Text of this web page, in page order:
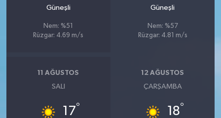
Güneşli
Nem: %51
Rüzgar: 4.69 m/s
Güneşli
Nem: %57
Rüzgar: 4.81 m/s
11 AĞUSTOS
SALI
17°
12 AĞUSTOS
ÇARŞAMBA
18°